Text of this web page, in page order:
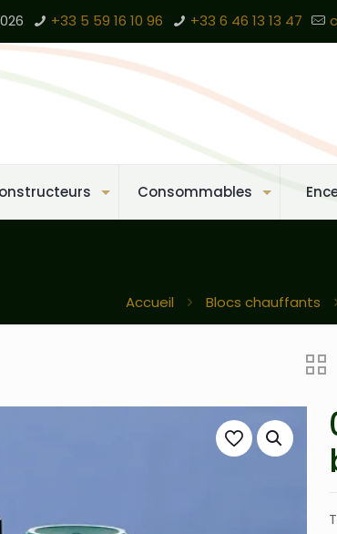
+33 5 59 16 10 96 +33 6 46 13 13 47
Consommables
Accueil Blocs chauffants